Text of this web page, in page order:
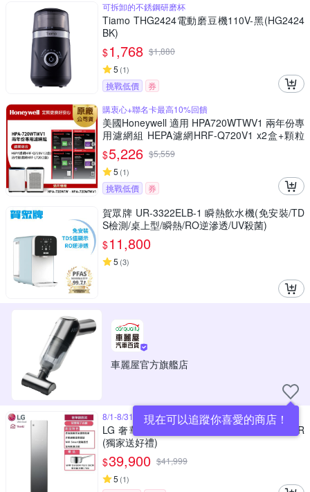
可拆卸的不銹鋼研磨杯
Tiamo THG2424電動磨豆機110V-黑(HG2424
BK)
$1,768 $1,880
5 (1)
挑戰低價
券
購衷心+聯名卡最高10%回饋
美國Honeywell 適用 HPA720WTWV1 兩年份專
用濾網組 HEPA濾網HRF-Q720V1 x2盒+顆粒
活性碳濾網HRF-L720 x2盒
$5,226 $5,559
5 (1)
挑戰低價 券
賀眾牌 UR-3322ELB-1 瞬熱飲水機(免安裝/TD
S檢測/桌上型/瞬熱/RO逆滲透/UV殺菌)
$11,800
5 (3)
車麗屋官方旗艦店
現在可以追蹤你喜愛的商店！
8/1-8/31送6%超贈點
LG 奢華鏡面款 WIFI 智慧電子衣櫥 E523MR
(獨家送好禮)
$39,900 $41,999
5 (1)